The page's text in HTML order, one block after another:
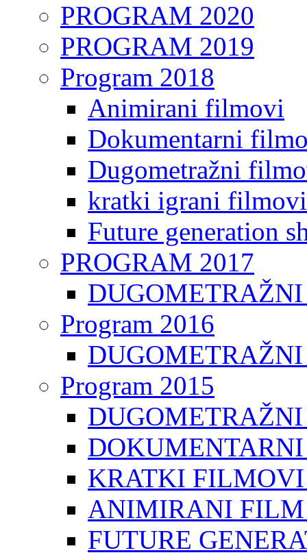
PROGRAM 2020
PROGRAM 2019
Program 2018
Animirani filmovi
Dokumentarni
Dugometražni
kratki igrani filmovi
Future generation
PROGRAM 2017
Program 2016
Program 2015
KRATKI FILMOVI
ANIMIRANI FILM
FUTURE